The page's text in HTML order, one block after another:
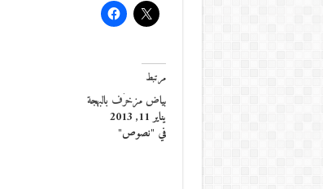
مرتبط
بياض مزخرَف بالبهجة
يناير 11, 2013
في "نصوص"